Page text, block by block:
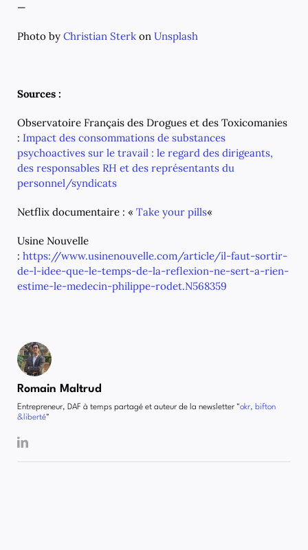
—
Photo by Christian Sterk on Unsplash
Sources :
Observatoire Français des Drogues et des Toxicomanies
: Impact des consommations de substances
psychoactives sur le travail : le regard des dirigeants,
des responsables RH et des représentants du
personnel/syndicats
Netflix documentaire : « Take your pills«
Usine Nouvelle
: https://www.usinenouvelle.com/article/il-faut-sortir-
de-l-idee-que-le-temps-de-la-reflexion-ne-sert-a-rien-
estime-le-medecin-philippe-rodet.N568359
Romain Maltrud
Entrepreneur, DAF à temps partagé et auteur de la newsletter "okr, bifton
&liberté"